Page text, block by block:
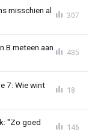
misschien al
307
B meteen aan
435
7: Wie wint
18
"Zo goed
146